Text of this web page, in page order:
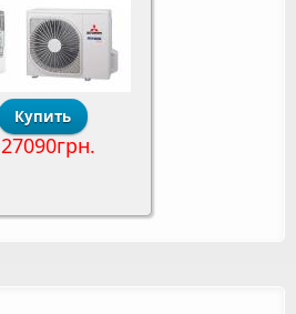
27090грн.